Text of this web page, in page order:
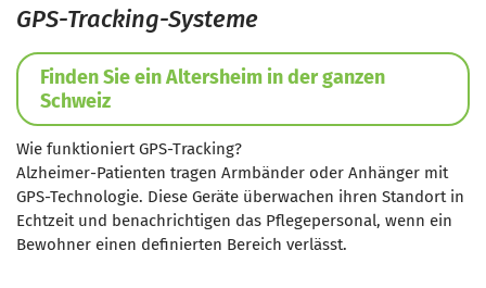
GPS-Tracking-Systeme
Finden Sie ein Altersheim in der ganzen
Schweiz
Wie funktioniert GPS-Tracking?
Alzheimer-Patienten tragen Armbänder oder Anhänger mit
GPS-Technologie. Diese Geräte überwachen ihren Standort in
Echtzeit und benachrichtigen das Pflegepersonal, wenn ein
Bewohner einen definierten Bereich verlässt.